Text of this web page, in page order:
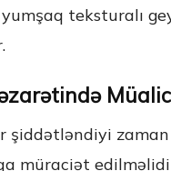
yumşaq teksturalı
şiddətləndiyi
müraciət